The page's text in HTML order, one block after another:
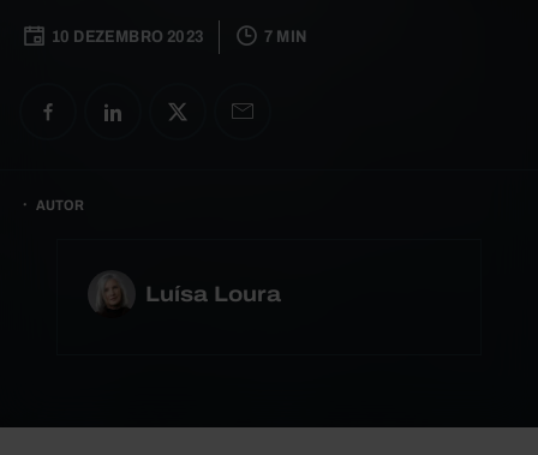
10 DEZEMBRO 2023 7 MIN
AUTOR
Luísa Loura